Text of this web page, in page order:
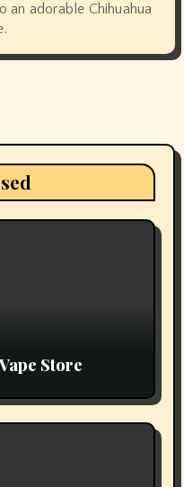
an adorable Chihuahua
Store